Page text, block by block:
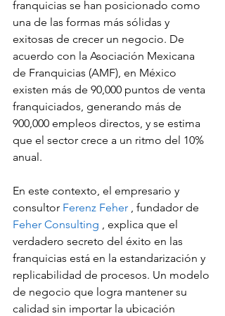
franquicias se han posicionado como
una de las formas más sólidas y
exitosas de crecer un negocio. De
acuerdo con la Asociación Mexicana
de Franquicias (AMF), en México
existen más de 90,000 puntos de venta
franquiciados, generando más de
900,000 empleos directos, y se estima
que el sector crece a un ritmo del 10%
anual.
En este contexto, el empresario y
consultor Ferenz Feher , fundador de
Feher Consulting , explica que el
verdadero secreto del éxito en las
franquicias está en la estandarización y
replicabilidad de procesos. Un modelo
de negocio que logra mantener su
calidad sin importar la ubicación